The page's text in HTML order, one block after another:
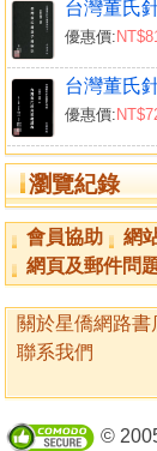
優惠價:
台灣董氏
優惠價:
瀏覽紀錄
會員協助 網
網頁及郵件問
關於星僑網路書
聯系我們
©